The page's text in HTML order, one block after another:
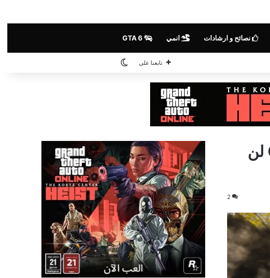
نصائح و ارشادات انمي
تابعنا على الوضع المظلم
سوني تؤكد بطريقة غير مباشرة بأن لعبة Ghost of Yotei لن
2